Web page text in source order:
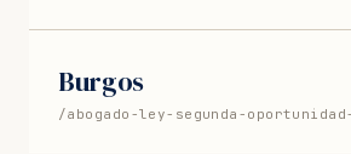
Burgos
/abogado-ley-segunda-